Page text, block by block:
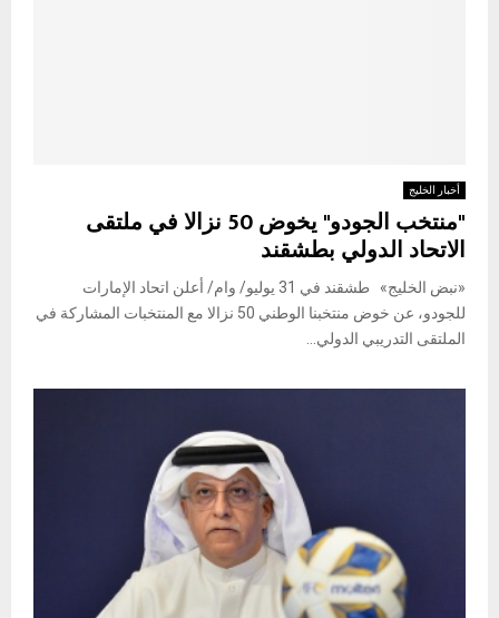
أخبار الخليج
"منتخب الجودو" يخوض 50 نزالا في ملتقى
الاتحاد الدولي بطشقند
«نبض الخليج» طشقند في 31 يوليو/ وام/ أعلن اتحاد الإمارات
للجودو، عن خوض منتخبنا الوطني 50 نزالا مع المنتخبات المشاركة في
الملتقى التدريبي الدولي...